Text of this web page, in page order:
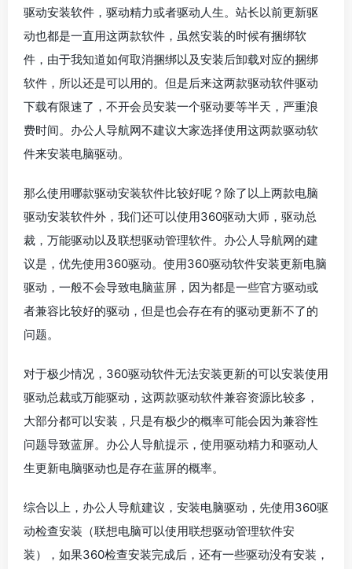
驱动安装软件，驱动精力或者驱动人生。站长以前更新驱
动也都是一直用这两款软件，虽然安装的时候有捆绑软
件，由于我知道如何取消捆绑以及安装后卸载对应的捆绑
软件，所以还是可以用的。但是后来这两款驱动软件驱动
下载有限速了，不开会员安装一个驱动要等半天，严重浪
费时间。办公人导航网不建议大家选择使用这两款驱动软
件来安装电脑驱动。
那么使用哪款驱动安装软件比较好呢？除了以上两款电脑
驱动安装软件外，我们还可以使用360驱动大师，驱动总
裁，万能驱动以及联想驱动管理软件。办公人导航网的建
议是，优先使用360驱动。使用360驱动软件安装更新电脑
驱动，一般不会导致电脑蓝屏，因为都是一些官方驱动或
者兼容比较好的驱动，但是也会存在有的驱动更新不了的
问题。
对于极少情况，360驱动软件无法安装更新的可以安装使用
驱动总裁或万能驱动，这两款驱动软件兼容资源比较多，
大部分都可以安装，只是有极少的概率可能会因为兼容性
问题导致蓝屏。办公人导航提示，使用驱动精力和驱动人
生更新电脑驱动也是存在蓝屏的概率。
综合以上，办公人导航建议，安装电脑驱动，先使用360驱
动检查安装（联想电脑可以使用联想驱动管理软件安
装），如果360检查安装完成后，还有一些驱动没有安装，